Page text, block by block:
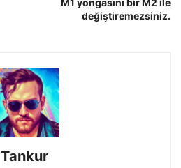
M1 yongasını bir M2 ile
değiştiremezsiniz.
Tankur